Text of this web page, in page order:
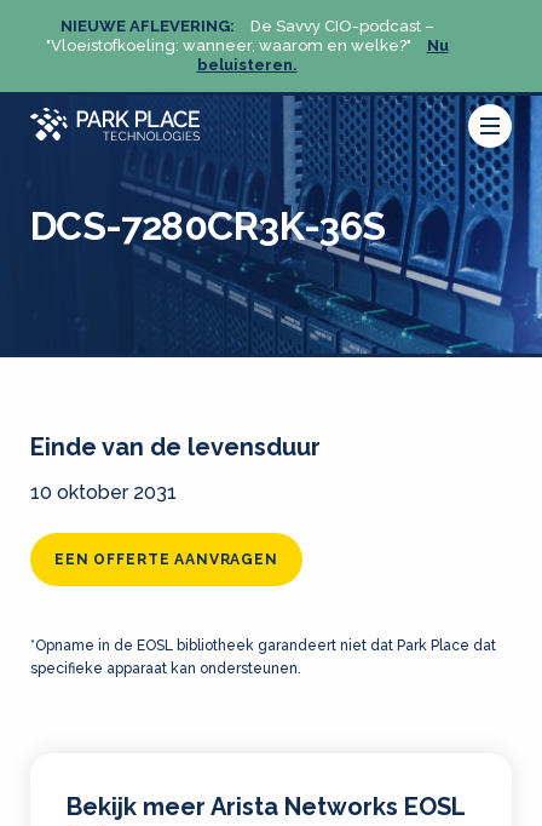
NIEUWE AFLEVERING:
De Savvy CIO-podcast –
"Vloeistofkoeling: wanneer, waarom en welke?"
Nu
beluisteren.
DCS-7280CR3K-36S
Einde van de levensduur
10 oktober 2031
EEN OFFERTE AANVRAGEN
*Opname in de EOSL bibliotheek garandeert niet dat Park Place dat
specifieke apparaat kan ondersteunen.
Bekijk meer Arista Networks EOSL